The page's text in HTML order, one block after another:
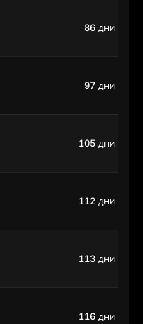
86 дни
97 дни
105 дни
112 дни
113 дни
116 дни